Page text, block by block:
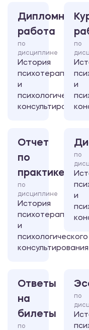
Дипломная
работа
по
дисциплине
История
психотерапии
и
психологического
консультирования
по
и
Отчет
по
практике
по
дисциплине
История
психотерапии
и
психологического
консультирования
по
и
Ответы
на
билеты
по
по